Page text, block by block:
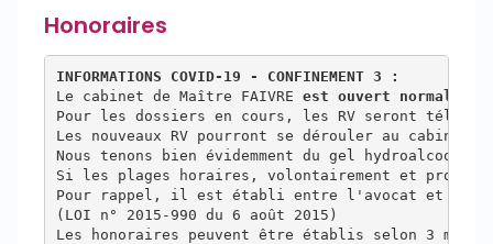
Honoraires
INFORMATIONS COVID-19 - CONFINEMENT 3 :
Le cabinet de Maître FAIVRE est ouvert
Pour les dossiers en cours, les RV seront
Les nouveaux RV pourront se dérouler au
Nous tenons bien évidemment du gel
Si les plages horaires, volontairement et
Pour rappel, il est établi entre l'avocat et son
(LOI n° 2015-990 du 6 août 2015)
Les honoraires peuvent être établis selon 3